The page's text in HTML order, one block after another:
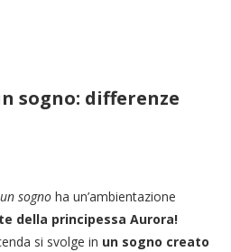
sogno: differenze
sogno ha un’ambientazione
della principessa Aurora!
si svolge in un sogno creato